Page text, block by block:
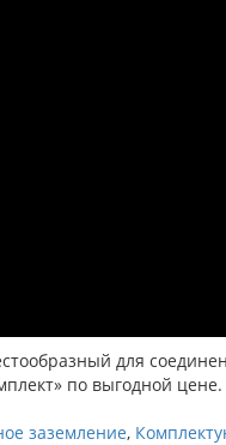
для
по выгодной цене.
заземление,